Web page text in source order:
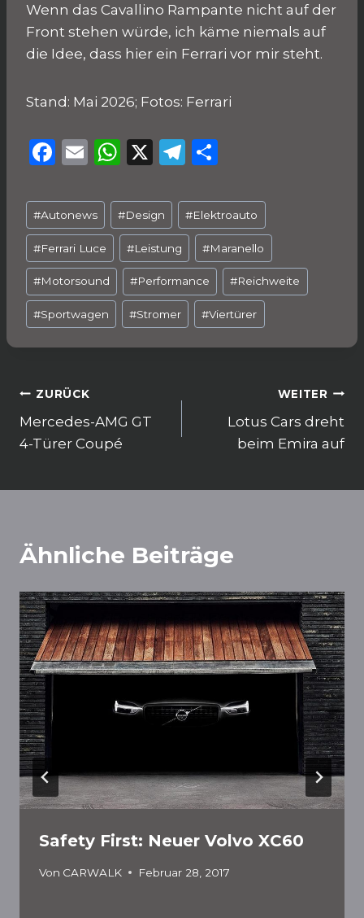
Wenn das Cavallino Rampante nicht auf der
Front stehen würde, ich käme niemals auf
die Idee, dass hier ein Ferrari vor mir steht.
Stand: Mai 2026; Fotos: Ferrari
F
c
e
b
o
o
k
E
ai
l
W
a
ts
A
p
p
X
T
e
g
ra
m
le
n
Schlagworte:
#Autonews #Design #Elektroauto
#Ferrari Luce #Leistung #Maranello
#Motorsound #Performance #Reichweite
#Sportwagen #Stromer #Viertürer
Beitragsnavigation
ZURÜCK
Mercedes-AMG GT
4-Türer Coupé
WEITER
Lotus Cars dreht
beim Emira auf
Ähnliche Beiträge
Safety First: Neuer Volvo XC60
Von CARWALK Februar 28, 2017